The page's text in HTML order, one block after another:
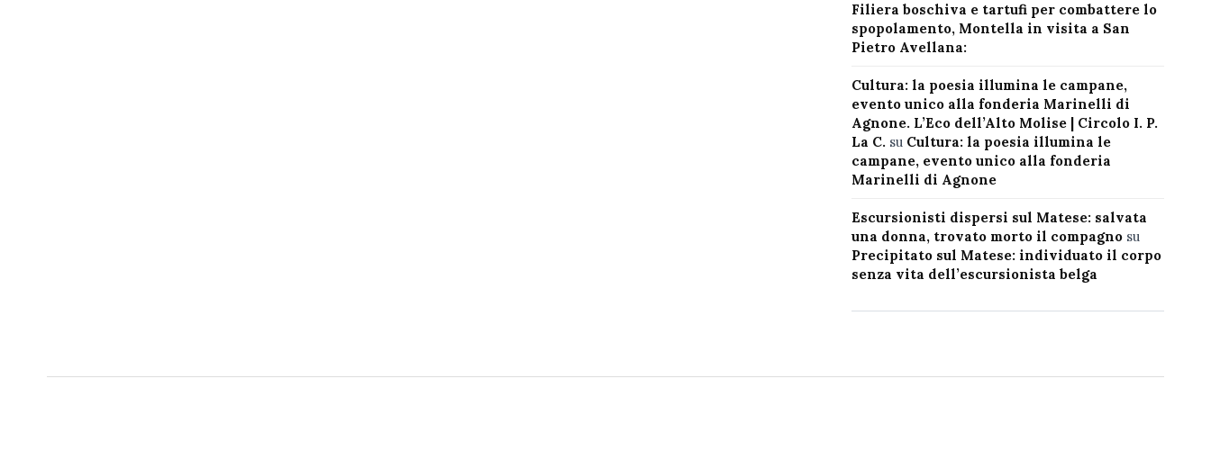
Filiera boschiva e tartufi per combattere lo
spopolamento, Montella in visita a San
Pietro Avellana:
Cultura: la poesia illumina le campane,
evento unico alla fonderia Marinelli di
Agnone. L’Eco dell’Alto Molise | Circolo I. P.
La C. su Cultura: la poesia illumina le
campane, evento unico alla fonderia
Marinelli di Agnone
Escursionisti dispersi sul Matese: salvata
una donna, trovato morto il compagnosu
Precipitato sul Matese: individuato il corpo
senza vita dell’escursionista belga